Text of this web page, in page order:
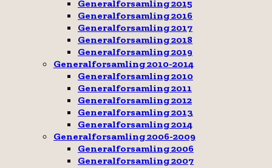
Generalforsamling 2015
Generalforsamling 2016
Generalforsamling 2017
Generalforsamling 2018
Generalforsamling 2019
Generalforsamling 2010-2014
Generalforsamling 2010
Generalforsamling 2011
Generalforsamling 2012
Generalforsamling 2013
Generalforsamling 2014
Generalforsamling 2006-2009
Generalforsamling 2006
Generalforsamling 2007